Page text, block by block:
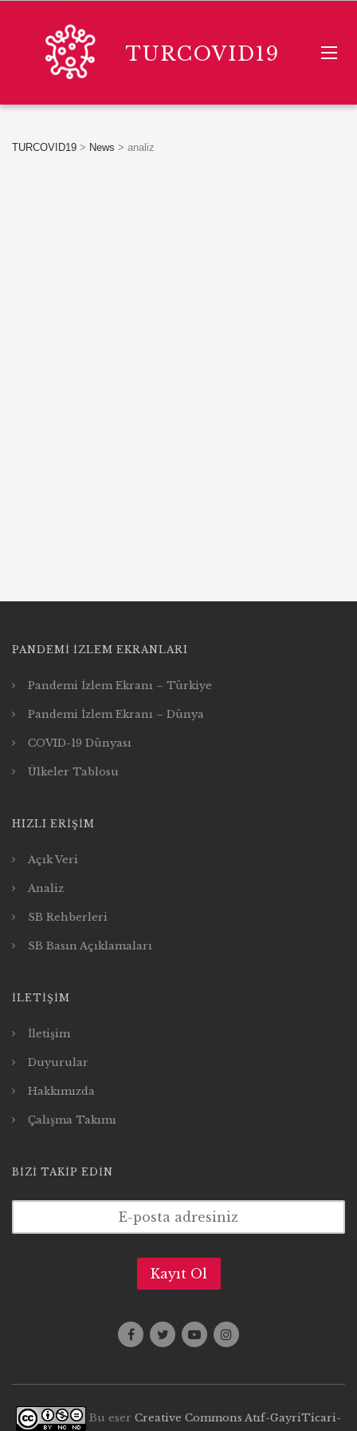
TURCOVID19
TURCOVID19 > News > analiz
PANDEMI İZLEM EKRANLARI
Pandemi İzlem Ekranı – Türkiye
Pandemi İzlem Ekranı – Dünya
COVID-19 Dünyası
Ülkeler Tablosu
HIZLI ERIŞIM
Açık Veri
Analiz
SB Rehberleri
SB Basın Açıklamaları
İLETIŞIM
İletişim
Duyurular
Hakkımızda
Çalışma Takımı
BIZI TAKIP EDIN
Bu eser Creative Commons Atıf-GayriTicari-